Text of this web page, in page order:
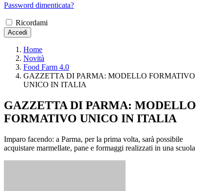
Password dimenticata?
Ricordami
Accedi
Home
Novità
Food Farm 4.0
GAZZETTA DI PARMA: MODELLO FORMATIVO
UNICO IN ITALIA
GAZZETTA DI PARMA: MODELLO
FORMATIVO UNICO IN ITALIA
Imparo facendo: a Parma, per la prima volta, sarà possibile
acquistare marmellate, pane e formaggi realizzati in una scuola